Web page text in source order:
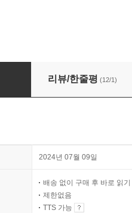
리뷰/한줄평 (12/1)
2024년 07월 09일
배송 없이 구매 후 바로 읽기
제한없음
TTS 가능